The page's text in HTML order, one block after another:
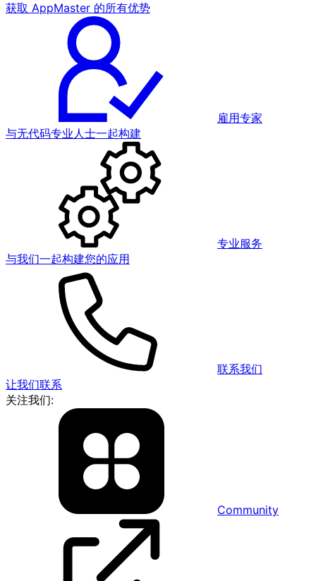
获取 AppMaster 的所有优势
雇用专家
与无代码专业人士一起构建
专业服务
与我们一起构建您的应用
联系我们
让我们联系
关注我们:
Community